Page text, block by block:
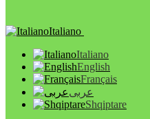
Italiano
Italiano
English
Français
عربى
Shqiptare